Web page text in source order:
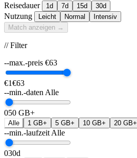
Reisedauer 1d 7d 15d 30d
Nutzung Leicht Normal
Intensiv
Match anzeigen →
// Filter
--max.-preis €63
€1€63
--min.-daten Alle
050 GB+
Alle 1 GB+ 5 GB+ 10 GB+ 20 GB+
--min.-laufzeit Alle
030d